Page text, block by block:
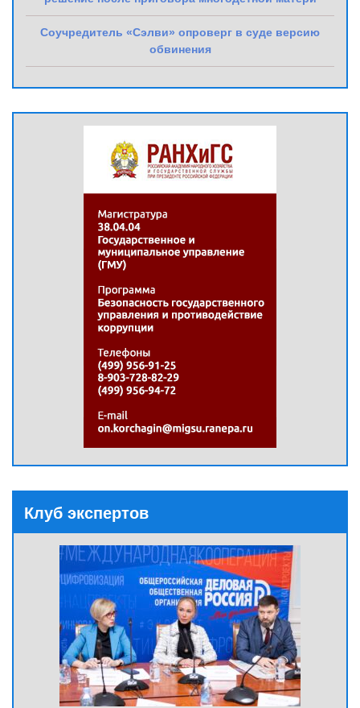
Соучредитель «Сэлви» опроверг в суде версию
обвинения
Клуб экспертов